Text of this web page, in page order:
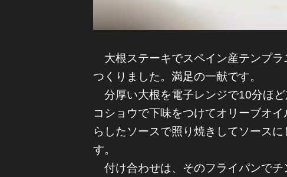
大根ステーキでスペイン産テンプ
つくりました。満足の一献です。
分厚い大根を電子レンジで10分ほ
コショウで下味をつけてオリーブオ
らしたソースで照り焼きしてソース
す。
付け合わせは、そのフライパンでチ